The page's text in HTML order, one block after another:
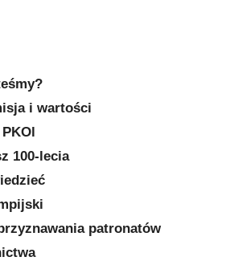
i wartości
100-lecia
patronatów